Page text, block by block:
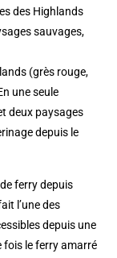
des Highlands
sauvages,
(grès rouge,
une seule
deux paysages
depuis le
de ferry depuis
l’une des
depuis une
fois le ferry amarré